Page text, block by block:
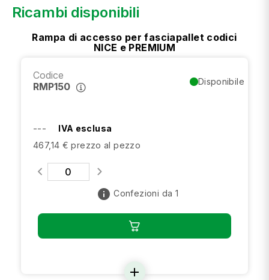
Ricambi disponibili
Rampa di accesso per fasciapallet codici
NICE e PREMIUM
Codice
RMP150
Disponibile
---
IVA esclusa
467,14 € prezzo al pezzo
info Confezioni da 1
add